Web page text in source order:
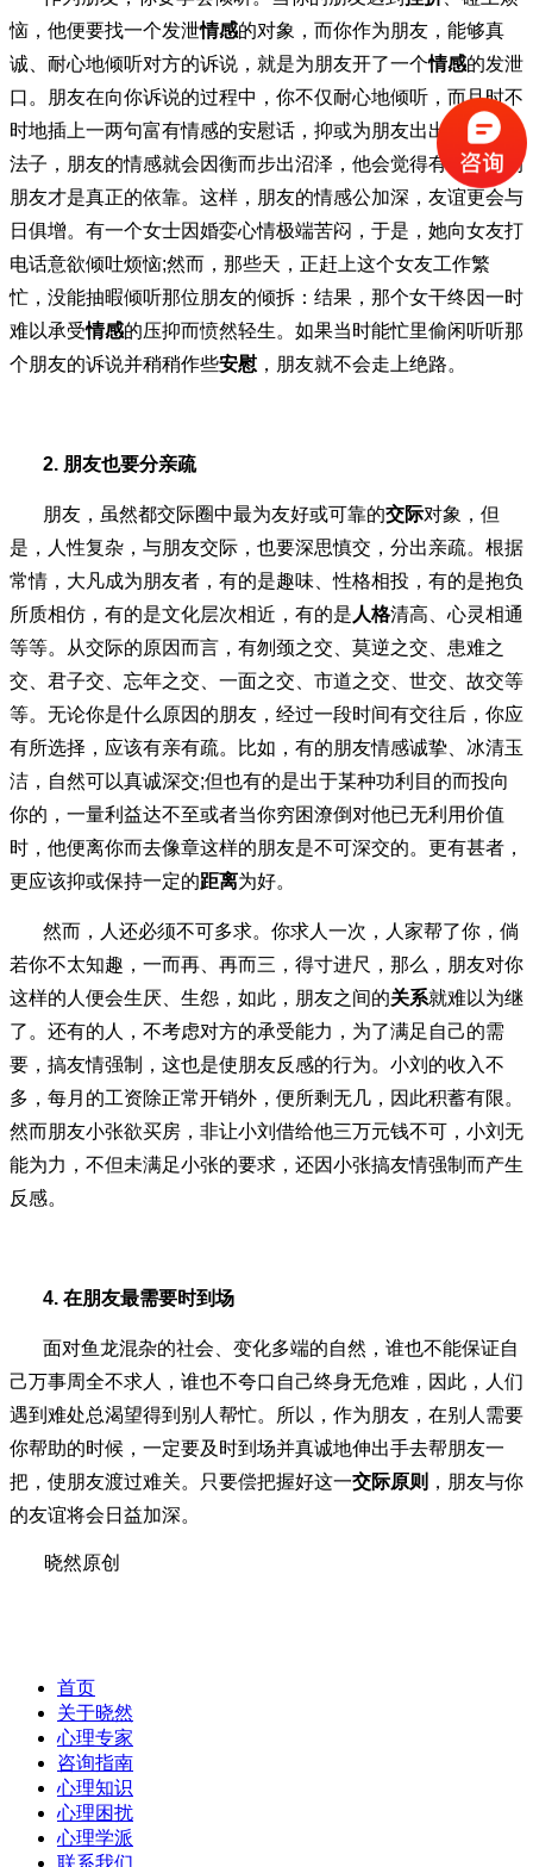
恼，他便要找一个发泄情感的对象，而你作为朋友，能够真
诚、耐心地倾听对方的诉说，就是为朋友开了一个情感的发泄
口。朋友在向你诉说的过程中，你不仅耐心地倾听，而且时不
时地插上一两句富有情感的安慰话，抑或为朋友出出点子想想
法子，朋友的情感就会因衡而步出沼泽，他会觉得有你这样的
朋友才是真正的依靠。这样，朋友的情感公加深，友谊更会与
日俱增。有一个女士因婚娈心情极端苦闷，于是，她向女友打
电话意欲倾吐烦恼;然而，那些天，正赶上这个女友工作繁
忙，没能抽暇倾听那位朋友的倾拆：结果，那个女干终因一时
难以承受情感的压抑而愤然轻生。如果当时能忙里偷闲听听那
个朋友的诉说并稍稍作些安慰 ，朋友就不会走上绝路。
2. 朋友也要分亲疏
朋友，虽然都交际圈中最为友好或可靠的交际对象，但
是，人性复杂，与朋友交际，也要深思慎交，分出亲疏。根据
常情，大凡成为朋友者，有的是趣味、性格相投，有的是抱负
所质相仿，有的是文化层次相近，有的是人格清高、心灵相通
等等。从交际的原因而言，有刎颈之交、莫逆之交、患难之
交、君子交、忘年之交、一面之交、市道之交、世交、故交等
等。无论你是什么原因的朋友，经过一段时间有交往后，你应
有所选择，应该有亲有疏。比如，有的朋友情感诚挚、冰清玉
洁，自然可以真诚深交;但也有的是出于某种功利目的而投向
你的，一量利益达不至或者当你穷困潦倒对他已无利用价值
时，他便离你而去像章这样的朋友是不可深交的。更有甚者，
更应该抑或保持一定的距离为好。
然而，人还必须不可多求。你求人一次，人家帮了你，倘
若你不太知趣，一而再、再而三，得寸进尺，那么，朋友对你
这样的人便会生厌、生怨，如此，朋友之间的关系就难以为继
了。还有的人，不考虑对方的承受能力，为了满足自己的需
要，搞友情强制，这也是使朋友反感的行为。小刘的收入不
多，每月的工资除正常开销外，便所剩无几，因此积蓄有限。
然而朋友小张欲买房，非让小刘借给他三万元钱不可，小刘无
能为力，不但未满足小张的要求，还因小张搞友情强制而产生
反感。
4. 在朋友最需要时到场
面对鱼龙混杂的社会、变化多端的自然，谁也不能保证自
己万事周全不求人，谁也不夸口自己终身无危难，因此，人们
遇到难处总渴望得到别人帮忙。所以，作为朋友，在别人需要
你帮助的时候，一定要及时到场并真诚地伸出手去帮朋友一
把，使朋友渡过难关。只要偿把握好这一交际原则 ，朋友与你
的友谊将会日益加深。
晓然原创
首页
关于晓然
心理专家
咨询指南
心理知识
心理困扰
心理学派